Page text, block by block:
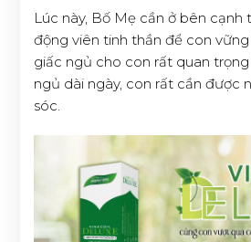
Lúc này, Bố Mẹ cần ở bên cạnh
động viên tinh thần để con
giấc ngủ cho con rất quan
ngủ dài ngày, con rất cần được
sóc.